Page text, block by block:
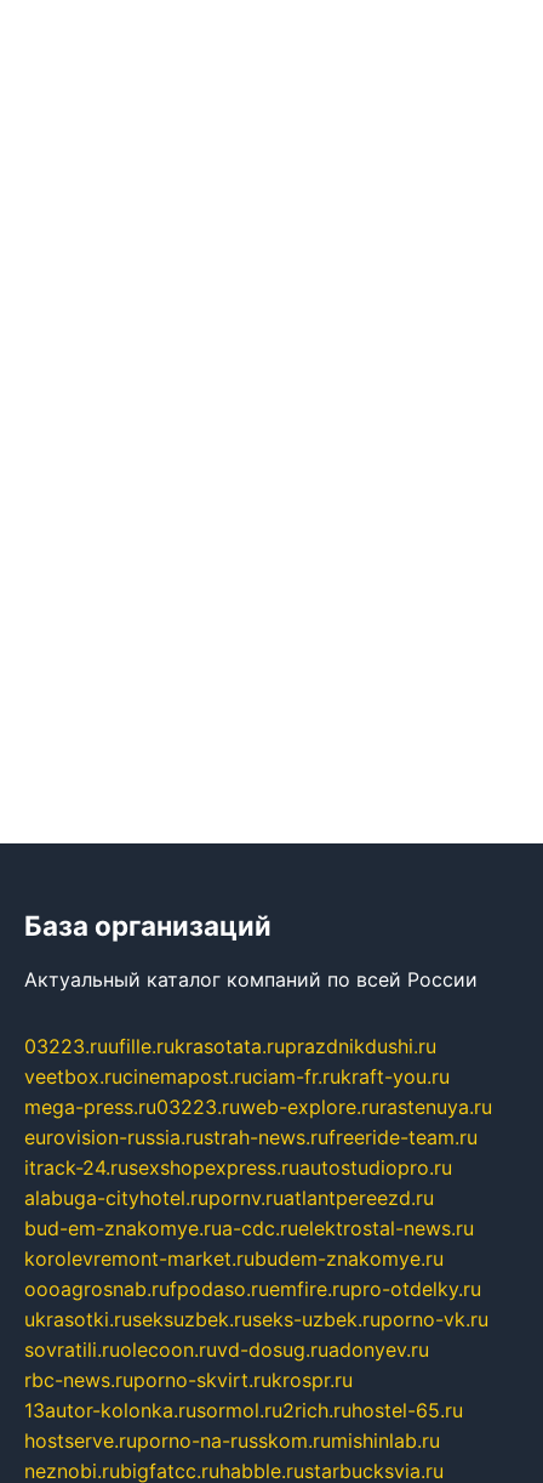
База организаций
Актуальный каталог компаний по всей России
03223.ruufille.rukrasotata.ruprazdnikdushi.ru
veetbox.rucinemapost.ruciam-fr.rukraft-you.ru
mega-press.ru03223.ruweb-explore.rurastenuya.ru
eurovision-russia.rustrah-news.rufreeride-team.ru
itrack-24.rusexshopexpress.ruautostudiopro.ru
alabuga-cityhotel.rupornv.ruatlantpereezd.ru
bud-em-znakomye.rua-cdc.ruelektrostal-news.ru
korolevremont-market.rubudem-znakomye.ru
oooagrosnab.rufpodaso.ruemfire.rupro-otdelky.ru
ukrasotki.ruseksuzbek.ruseks-uzbek.ruporno-vk.ru
sovratili.ruolecoon.ruvd-dosug.ruadonyev.ru
rbc-news.ruporno-skvirt.rukrospr.ru
13autor-kolonka.rusormol.ru2rich.ruhostel-65.ru
hostserve.ruporno-na-russkom.rumishinlab.ru
neznobi.rubigfatcc.ruhabble.rustarbucksvia.ru